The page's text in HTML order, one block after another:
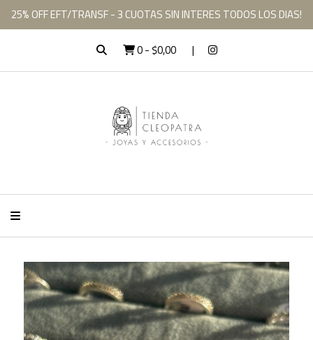
25% OFF EFT/TRANSF - 3 CUOTAS SIN INTERES TODOS LOS DIAS!
0-$0,00